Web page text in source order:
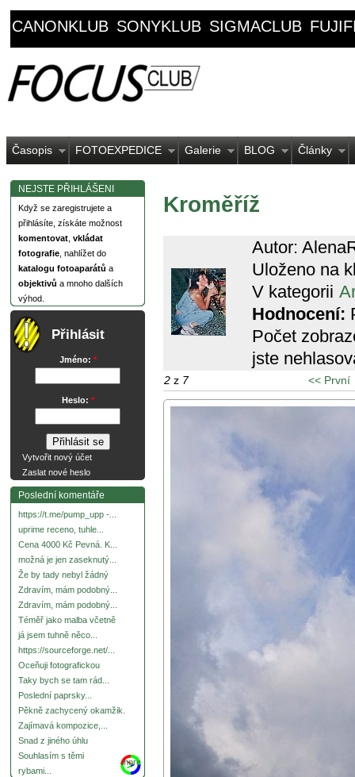
CANONKLUB SONYKLUB SIGMACLUB
Časopis FOTOEXPEDICE Galerie BLOG Články
NEJSTE PŘIHLÁŠENI
Když se zaregistrujete a
přihlásíte, získáte možnost
komentovat vkládat
fotografie , nahlížet do
katalogu fotoaparátů a
objektivů a mnoho dalších
výhod.
Přihlásit
Jméno: *
Heslo: *
Vytvořit nový účet
Zaslat nové heslo
Poslední komentáře
https://t.me/pump_upp -...
uprime receno, tuhle...
Cena 4000 Kč Pevná. K...
možná je jen zaseknutý...
Že by tady nebyl žádný
Zdravím, mám podobný...
Zdravím, mám podobný...
Téměř jako malba včetně
já jsem tuhně něco...
https://sourceforge.net/...
Oceňuji fotografickou
Taky bych se tam rád...
Poslední paprsky...
Pěkně zachycený okamžik.
Zajímavá kompozice,...
Snad z jiného úhlu
Souhlasím s těmi
rybami...
more
Kroměříž
Autor:
Uloženo na
V kategorii
Hodnocení:
Počet
jste
2 z 7 << První